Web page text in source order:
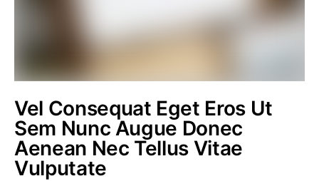
Vel Consequat Eget Eros Ut
Sem Nunc Augue Donec
Aenean Nec Tellus Vitae
Vulputate